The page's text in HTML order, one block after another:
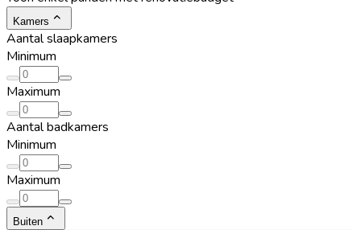
Kamers
Aantal slaapkamers
Minimum
Maximum
Aantal badkamers
Minimum
Maximum
Buiten